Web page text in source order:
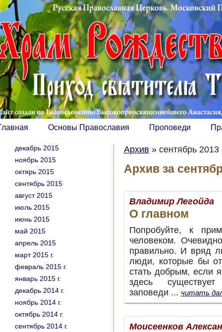
Основы Православия Проповеди
Архив » сентябрь 2013
Архив за
Владимир Легойда
О главном
Попробуйте, к
человеком.
правильно. И вряд
люди, которые бы
стать добрым, если
здесь
заповеди ... читать
Моисеенков
декабрь 2015
ноябрь 2015
октярь 2015
сентябрь 2015
август 2015
июль 2015
июнь 2015
май 2015
апрель 2015
март 2015 г.
февраль 2015 г.
январь 2015 г.
декабрь 2014 г.
ноябрь 2014 г.
октябрь 2014 г.
сентябрь 2014 г.